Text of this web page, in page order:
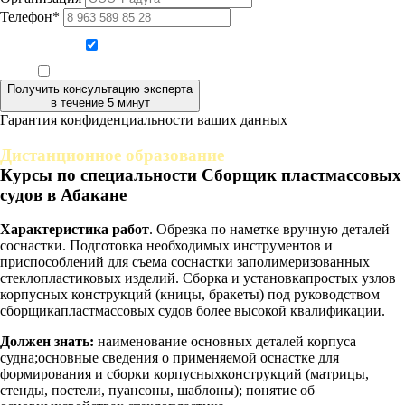
Телефон*
Получить консультацию эксперта
в течение 5 минут
Гарантия конфиденциальности ваших данных
Дистанционное образование
Курсы по специальности Сборщик пластмассовых
судов в Абакане
Характеристика работ. Обрезка по наметке вручную деталей
соснастки. Подготовка необходимых инструментов и
приспособлений для съема соснастки заполимеризованных
стеклопластиковых изделий. Сборка и установкапростых узлов
корпусных конструкций (кницы, бракеты) под руководством
сборщикапластмассовых судов более высокой квалификации.
Должен знать: наименование основных деталей корпуса
судна;основные сведения о применяемой оснастке для
формирования и сборки корпусныхконструкций (матрицы,
стенды, постели, пуансоны, шаблоны); понятие об